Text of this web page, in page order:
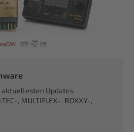
aktuellesten Updates
, MULTIPLEX-, ROXXY-,